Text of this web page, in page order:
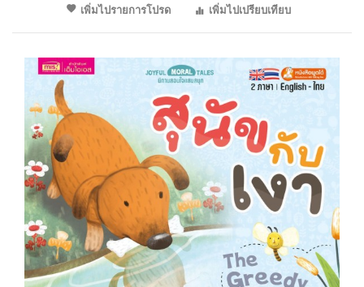
เพิ่มไปรายการโปรด
เพิ่มไปเปรียบเทียบ